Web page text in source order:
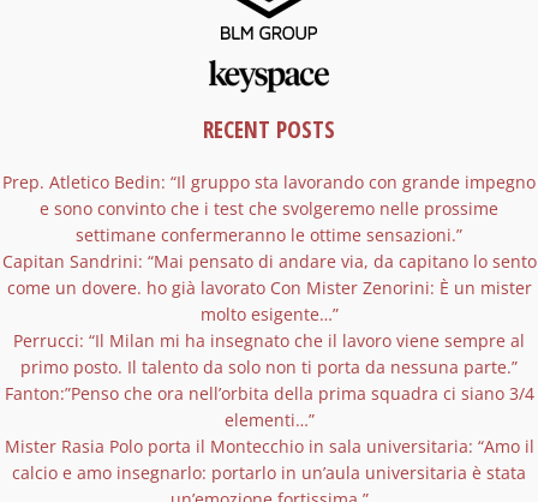
RECENT POSTS
Prep. Atletico Bedin: “Il gruppo sta lavorando con grande impegno
e sono convinto che i test che svolgeremo nelle prossime
settimane confermeranno le ottime sensazioni.”
Capitan Sandrini: “Mai pensato di andare via, da capitano lo sento
come un dovere. ho già lavorato Con Mister Zenorini: È un mister
molto esigente…”
Perrucci: “Il Milan mi ha insegnato che il lavoro viene sempre al
primo posto. Il talento da solo non ti porta da nessuna parte.”
Fanton:”Penso che ora nell’orbita della prima squadra ci siano 3/4
elementi…”
Mister Rasia Polo porta il Montecchio in sala universitaria: “Amo il
calcio e amo insegnarlo: portarlo in un’aula universitaria è stata